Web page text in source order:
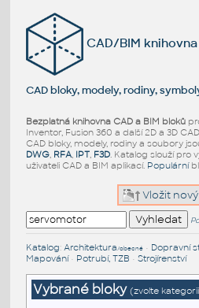
CAD/BIM
CAD bloky, modely, rodiny,
Bezplatná knihovna CAD a BIM bloků
Inventor, Fusion 360 a další 2D a 3D
CAD bloky, modely, rodiny a soubory
DWG, RFA, IPT, F3D. Katalog slouží pro
uživateli CAD a BIM aplikací. Populární
Vložit
Katalog: Architektura/obecné• Dopravní
Mapování• Potrubí, TZB • Strojírenství
Vybrané bloky (zvolte